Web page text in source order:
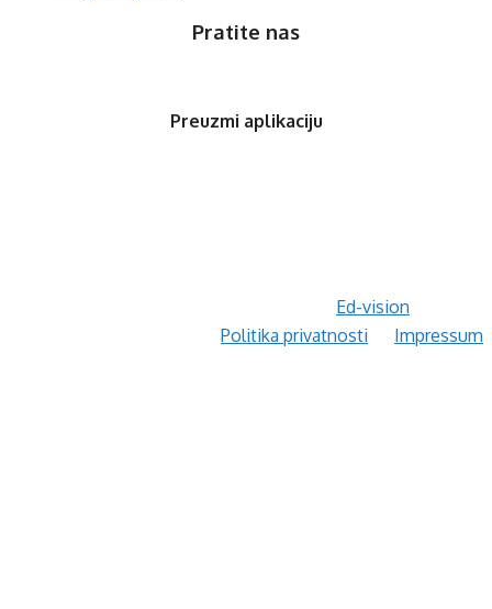
Pratite nas
Preuzmi aplikaciju
Ed-vision
Politika privatnosti
Impressum